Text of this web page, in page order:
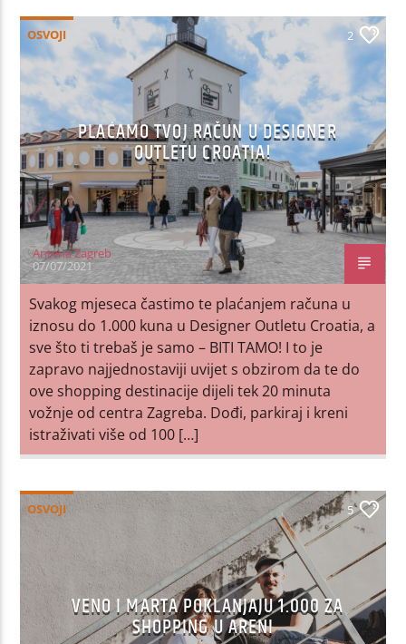
OSVOJI 2
PLAĆAMO TVOJ RAČUN U DESIGNER
OUTLETU CROATIA!
Antena Zagreb
07/07/2021
Svakog mjeseca častimo te plaćanjem računa u
iznosu do 1.000 kuna u Designer Outletu Croatia, a
sve što ti trebaš je samo – BITI TAMO! I to je
zapravo najjednostaviji uvijet s obzirom da te do
ove shopping destinacije dijeli tek 20 minuta
vožnje od centra Zagreba. Dođi, parkiraj i kreni
istraživati više od 100 […]
OSVOJI 5
VENO I MARTA POKLANJAJU 1.000 ZA
SHOPPING U ARENI